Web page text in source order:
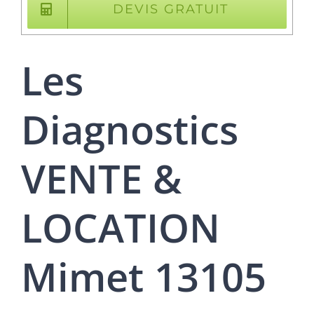
DEVIS GRATUIT
Les
Diagnostics
VENTE &
LOCATION
Mimet 13105